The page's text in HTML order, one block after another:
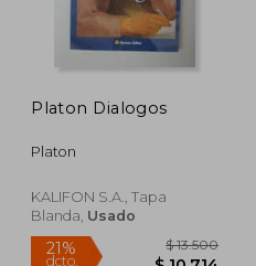
10%
dcto. $
Rápido
Platon Dialogos
Platon
KALIFON S.A., Tapa
Blanda, Usado